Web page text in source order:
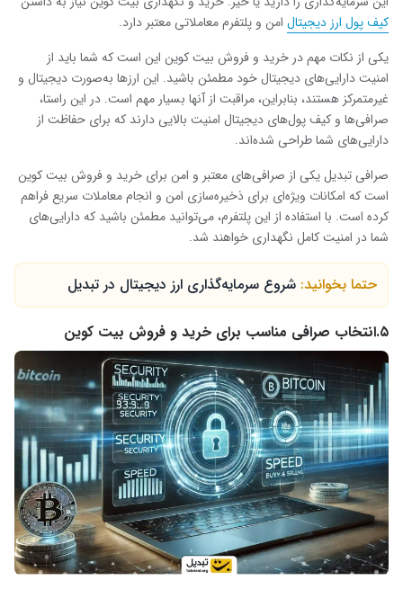
کیف پول ارز دیجیتال امن و پلتفرم معاملاتی معتبر دارد.
یکی از نکات مهم در خرید و فروش بیت کوین این است که شما باید از
امنیت دارایی‌های دیجیتال خود مطمئن باشید. این ارزها به‌صورت دیجیتال و
غیرمتمرکز هستند، بنابراین، مراقبت از آنها بسیار مهم است. در این راستا،
صرافی‌ها و کیف پول‌های دیجیتال امنیت بالایی دارند که برای حفاظت از
دارایی‌های شما طراحی شده‌اند.
صرافی تبدیل یکی از صرافی‌های معتبر و امن برای خرید و فروش بیت کوین
است که امکانات ویژه‌ای برای ذخیره‌سازی امن و انجام معاملات سریع فراهم
کرده است. با استفاده از این پلتفرم، می‌توانید مطمئن باشید که دارایی‌های
شما در امنیت کامل نگهداری خواهند شد.
حتما بخوانید: شروع سرمایه‌گذاری ارز دیجیتال در تبدیل
۵.انتخاب صرافی مناسب برای خرید و فروش بیت کوین